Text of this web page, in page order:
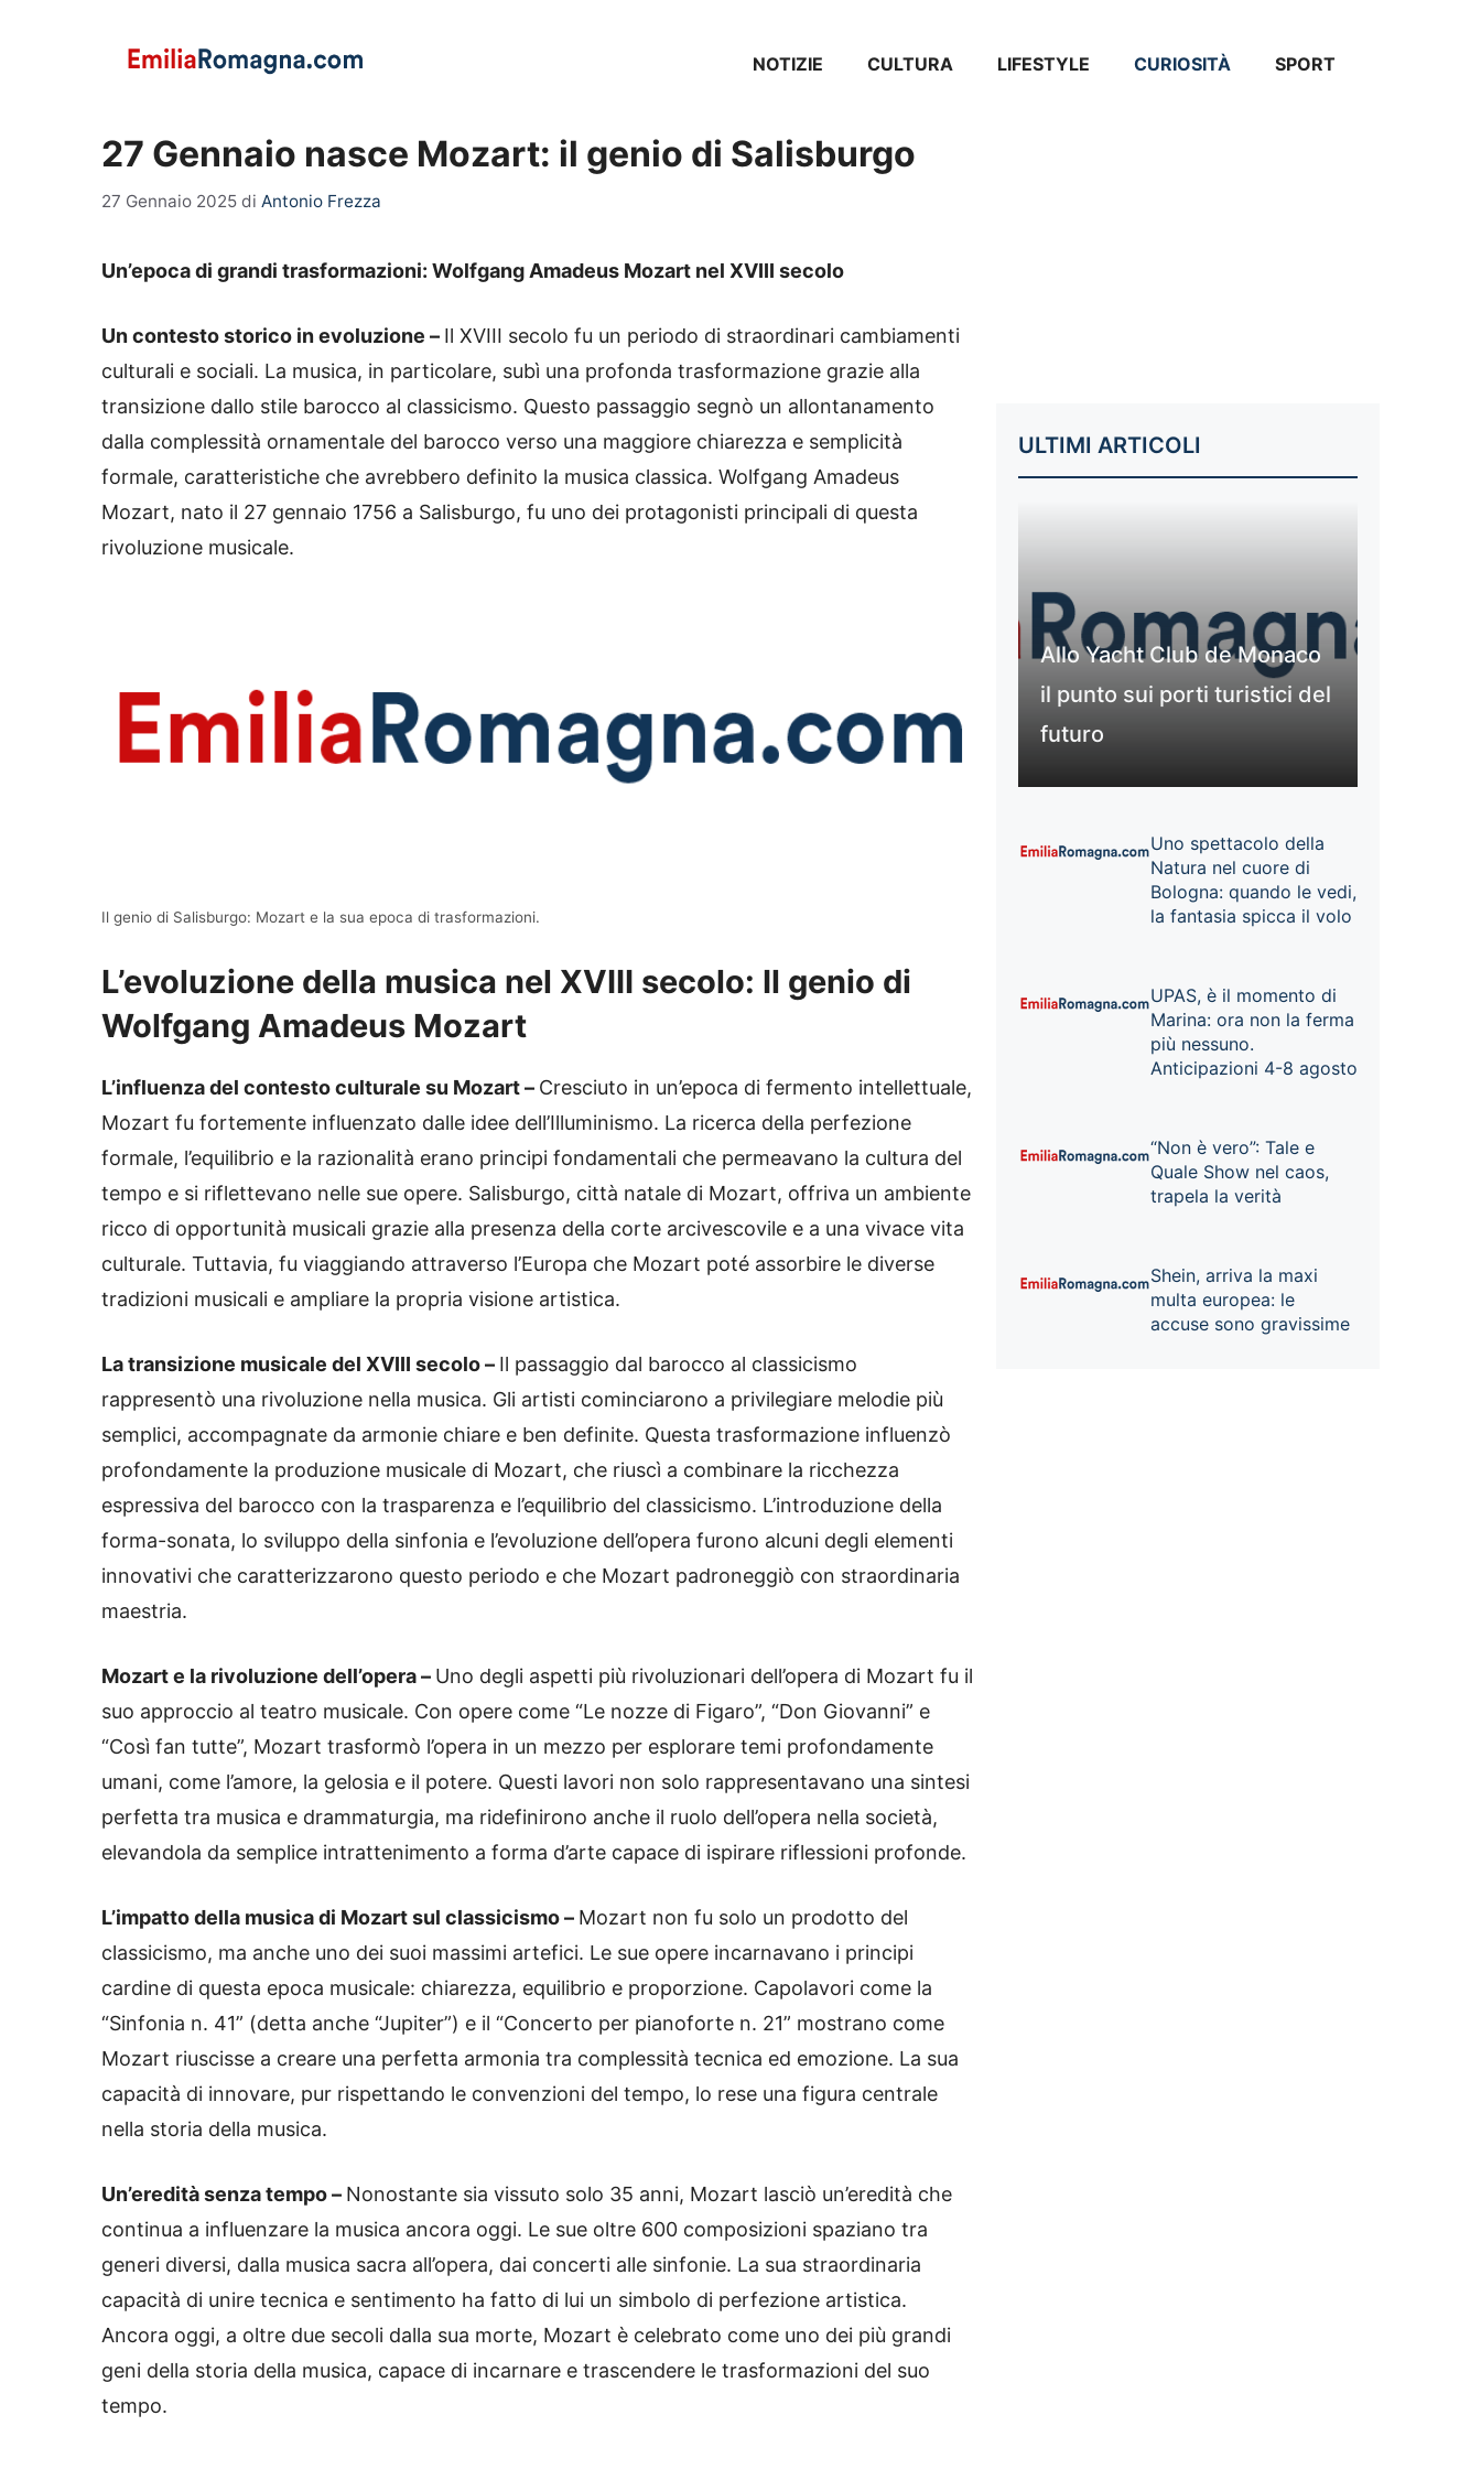
NOTIZIE CULTURA LIFESTYLE CURIOSITÀ SPORT
27 Gennaio nasce Mozart: il genio di Salisburgo
27 Gennaio 2025 di Antonio Frezza
Un’epoca di grandi trasformazioni: Wolfgang Amadeus Mozart nel XVIII secolo
Un contesto storico in evoluzione – Il XVIII secolo fu un periodo di straordinari cambiamenti
culturali e sociali. La musica, in particolare, subì una profonda trasformazione grazie alla
transizione dallo stile barocco al classicismo. Questo passaggio segnò un allontanamento
dalla complessità ornamentale del barocco verso una maggiore chiarezza e semplicità
formale, caratteristiche che avrebbero definito la musica classica. Wolfgang Amadeus
Mozart, nato il 27 gennaio 1756 a Salisburgo, fu uno dei protagonisti principali di questa
rivoluzione musicale.
Il genio di Salisburgo: Mozart e la sua epoca di trasformazioni.
L’evoluzione della musica nel XVIII secolo: Il genio di
Wolfgang Amadeus Mozart
L’influenza del contesto culturale su Mozart – Cresciuto in un’epoca di fermento intellettuale,
Mozart fu fortemente influenzato dalle idee dell’Illuminismo. La ricerca della perfezione
formale, l’equilibrio e la razionalità erano principi fondamentali che permeavano la cultura del
tempo e si riflettevano nelle sue opere. Salisburgo, città natale di Mozart, offriva un ambiente
ricco di opportunità musicali grazie alla presenza della corte arcivescovile e a una vivace vita
culturale. Tuttavia, fu viaggiando attraverso l’Europa che Mozart poté assorbire le diverse
tradizioni musicali e ampliare la propria visione artistica.
La transizione musicale del XVIII secolo – Il passaggio dal barocco al classicismo
rappresentò una rivoluzione nella musica. Gli artisti cominciarono a privilegiare melodie più
semplici, accompagnate da armonie chiare e ben definite. Questa trasformazione influenzò
profondamente la produzione musicale di Mozart, che riuscì a combinare la ricchezza
espressiva del barocco con la trasparenza e l’equilibrio del classicismo. L’introduzione della
forma-sonata, lo sviluppo della sinfonia e l’evoluzione dell’opera furono alcuni degli elementi
innovativi che caratterizzarono questo periodo e che Mozart padroneggiò con straordinaria
maestria.
Mozart e la rivoluzione dell’opera – Uno degli aspetti più rivoluzionari dell’opera di Mozart fu il
suo approccio al teatro musicale. Con opere come “Le nozze di Figaro”, “Don Giovanni” e
“Così fan tutte”, Mozart trasformò l’opera in un mezzo per esplorare temi profondamente
umani, come l’amore, la gelosia e il potere. Questi lavori non solo rappresentavano una sintesi
perfetta tra musica e drammaturgia, ma ridefinirono anche il ruolo dell’opera nella società,
elevandola da semplice intrattenimento a forma d’arte capace di ispirare riflessioni profonde.
L’impatto della musica di Mozart sul classicismo – Mozart non fu solo un prodotto del
classicismo, ma anche uno dei suoi massimi artefici. Le sue opere incarnavano i principi
cardine di questa epoca musicale: chiarezza, equilibrio e proporzione. Capolavori come la
“Sinfonia n. 41” (detta anche “Jupiter”) e il “Concerto per pianoforte n. 21” mostrano come
Mozart riuscisse a creare una perfetta armonia tra complessità tecnica ed emozione. La sua
capacità di innovare, pur rispettando le convenzioni del tempo, lo rese una figura centrale
nella storia della musica.
Un’eredità senza tempo – Nonostante sia vissuto solo 35 anni, Mozart lasciò un’eredità che
continua a influenzare la musica ancora oggi. Le sue oltre 600 composizioni spaziano tra
generi diversi, dalla musica sacra all’opera, dai concerti alle sinfonie. La sua straordinaria
capacità di unire tecnica e sentimento ha fatto di lui un simbolo di perfezione artistica.
Ancora oggi, a oltre due secoli dalla sua morte, Mozart è celebrato come uno dei più grandi
geni della storia della musica, capace di incarnare e trascendere le trasformazioni del suo
tempo.
ULTIMI ARTICOLI
Allo Yacht Club de Monaco
il punto sui porti turistici del
futuro
Uno spettacolo della
Natura nel cuore di
Bologna: quando le vedi,
la fantasia spicca il volo
UPAS, è il momento di
Marina: ora non la ferma
più nessuno.
Anticipazioni 4-8 agosto
“Non è vero”: Tale e
Quale Show nel caos,
trapela la verità
Shein, arriva la maxi
multa europea: le
accuse sono gravissime